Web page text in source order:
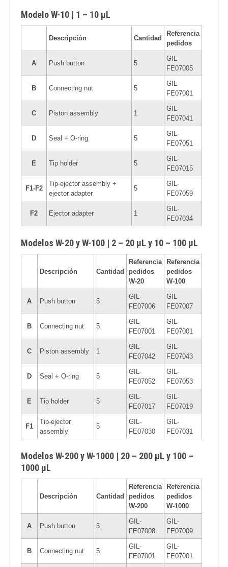
Modelo W-10 | 1 – 10 μL
Descripción Cantidad
Referencia
pedidos
A Push button 5
GIL-
FE07005
B Connecting nut 5
GIL-
FE07001
C Piston assembly 1
GIL-
FE07041
D Seal + O-ring 5
GIL-
FE07051
E Tip holder 5
GIL-
FE07015
F1-F2
Tip-ejector assembly +
ejector adapter
5
GIL-
FE07059
F2 Ejector adapter 1
GIL-
FE07034
Modelos W-20 y W-100 | 2 – 20 μL y 10 – 100 μL
Descripción Cantidad
Referencia
pedidos
W-20
Referencia
pedidos
W-100
A Push button 5
GIL-
FE07006
GIL-
FE07007
B Connecting nut 5
GIL-
FE07001
GIL-
FE07001
C Piston assembly 1
GIL-
FE07042
GIL-
FE07043
D Seal + O-ring 5
GIL-
FE07052
GIL-
FE07053
E Tip holder 5
GIL-
FE07017
GIL-
FE07019
F1
Tip-ejector
assembly
5
GIL-
FE07030
GIL-
FE07031
Modelos W-200 y W-1000 | 20 – 200 μL y 100 –
1000 μL
Descripción Cantidad
Referencia
pedidos
W-200
Referencia
pedidos
W-1000
A Push button 5
GIL-
FE07008
GIL-
FE07009
B Connecting nut 5
GIL-
FE07001
GIL-
FE07001